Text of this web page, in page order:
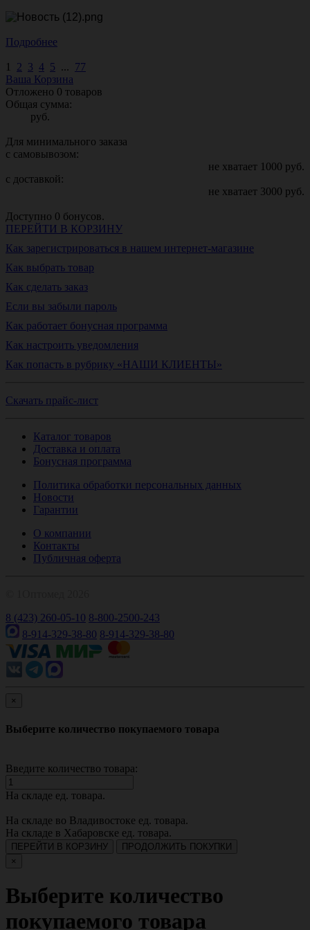
Подробнее
1 2 3 4 5 ... 77
Ваша Корзина
Отложено 0 товаров
Общая сумма:
руб.
Для минимального заказа
с самовывозом:
не хватает 1000 руб.
с доставкой:
не хватает 3000 руб.
Доступно 0 бонусов.
ПЕРЕЙТИ В КОРЗИНУ
Как зарегистрироваться в нашем интернет-магазине
Как выбрать товар
Как сделать заказ
Если вы забыли пароль
Как работает бонусная программа
Как настроить уведомления
Как попасть в рубрику «НАШИ КЛИЕНТЫ»
Скачать прайс-лист
Каталог товаров
Доставка и оплата
Бонусная программа
Политика обработки персональных данных
Новости
Гарантии
О компании
Контакты
Публичная оферта
8 (423) 260-05-10 8-800-2500-243
8-914-329-38-80 8-914-329-38-80
×
Выберите количество покупаемого товара
Введите количество товара:
На складе ед. товара.
На складе во Владивостоке ед. товара.
На складе в Хабаровске ед. товара.
ПЕРЕЙТИ В КОРЗИНУ
ПРОДОЛЖИТЬ ПОКУПКИ
×
Выберите количество
покупаемого товара